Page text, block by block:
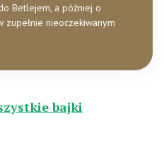
Betlejem, a później o
zupełnie nieoczekiwanym
bajki